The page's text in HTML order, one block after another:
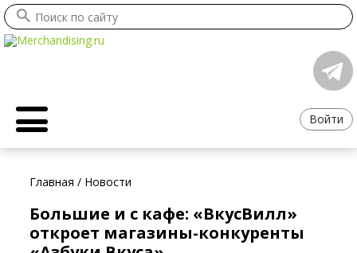
Войти
Главная / Новости
Большие и с кафе: «ВкусВилл»
откроет магазины-конкуренты